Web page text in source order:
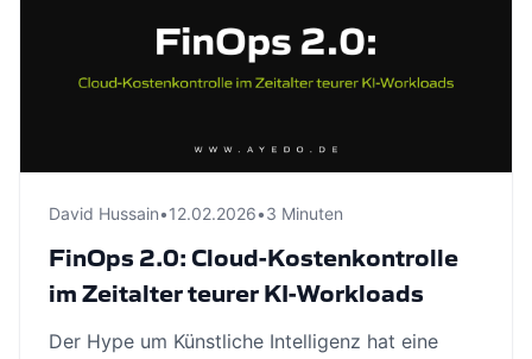
David Hussain•12.02.2026•3 Minuten
FinOps 2.0: Cloud-Kostenkontrolle
im Zeitalter teurer KI-Workloads
Der Hype um Künstliche Intelligenz hat eine